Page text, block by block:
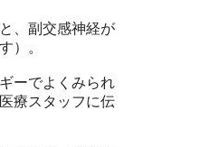
、副交感神経が
）。
ーでよくみられ
療スタッフに伝